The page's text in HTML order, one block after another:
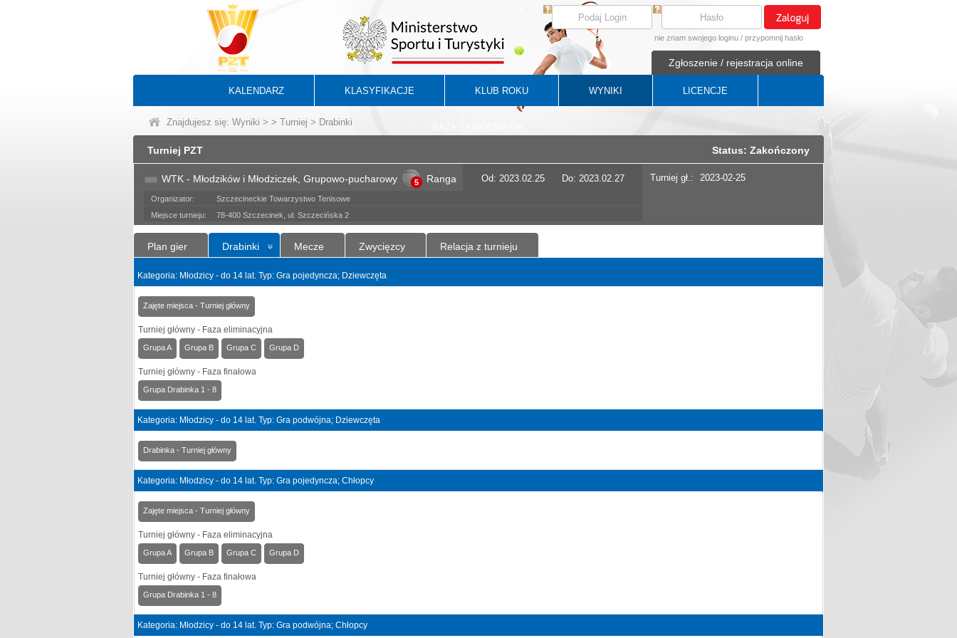
nie znam swojego loginu / przypomnij hasło
Zgłoszenie / rejestracja online
KALENDARZ KLASYFIKACJE KLUB ROKU WYNIKI LICENCJE
Znajdujesz się: Wyniki > > Turniej > Drabinki
Turniej PZT Status: Zakończony
WTK - Młodzików i Młodziczek, Grupowo-pucharowy 5 Ranga Od: 2023.02.25 Do: 2023.02.27
Organizator:
Szczecineckie Towarzystwo Tenisowe
Miejsce turnieju:
78-400 Szczecinek, ul. Szczecińska 2
Turniej gł.: 2023-02-25
Plan gier Drabinki Mecze Zwycięzcy Relacja z turnieju
Kategoria: Młodzicy - do 14 lat. Typ: Gra pojedyncza; Dziewczęta
Zajęte miejsca - Turniej główny
Turniej główny - Faza eliminacyjna
Grupa A Grupa B Grupa C Grupa D
Turniej główny - Faza finałowa
Grupa Drabinka 1 - 8
Kategoria: Młodzicy - do 14 lat. Typ: Gra podwójna; Dziewczęta
Drabinka - Turniej główny
Kategoria: Młodzicy - do 14 lat. Typ: Gra pojedyncza; Chłopcy
Zajęte miejsca - Turniej główny
Turniej główny - Faza eliminacyjna
Grupa A Grupa B Grupa C Grupa D
Turniej główny - Faza finałowa
Grupa Drabinka 1 - 8
Kategoria: Młodzicy - do 14 lat. Typ: Gra podwójna; Chłopcy